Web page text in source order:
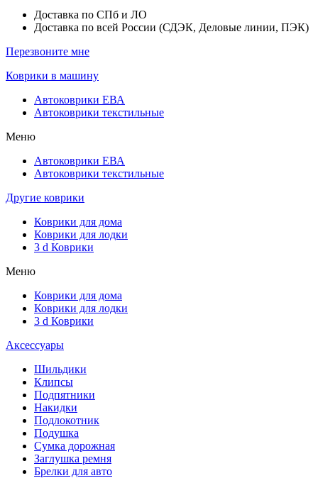
Доставка по СПб и ЛО
Доставка по всей России (СДЭК, Деловые линии, ПЭК)
Перезвоните мне
Коврики в машину
Автоковрики ЕВА
Автоковрики текстильные
Меню
Автоковрики ЕВА
Автоковрики текстильные
Другие коврики
Коврики для дома
Коврики для лодки
3 d Коврики
Меню
Коврики для дома
Коврики для лодки
3 d Коврики
Аксессуары
Шильдики
Клипсы
Подпятники
Накидки
Подлокотник
Подушка
Сумка дорожная
Заглушка ремня
Брелки для авто